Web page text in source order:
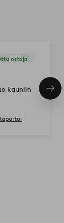
ostaja
kauniin